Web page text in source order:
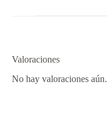
Valoraciones
No hay valoraciones aún.